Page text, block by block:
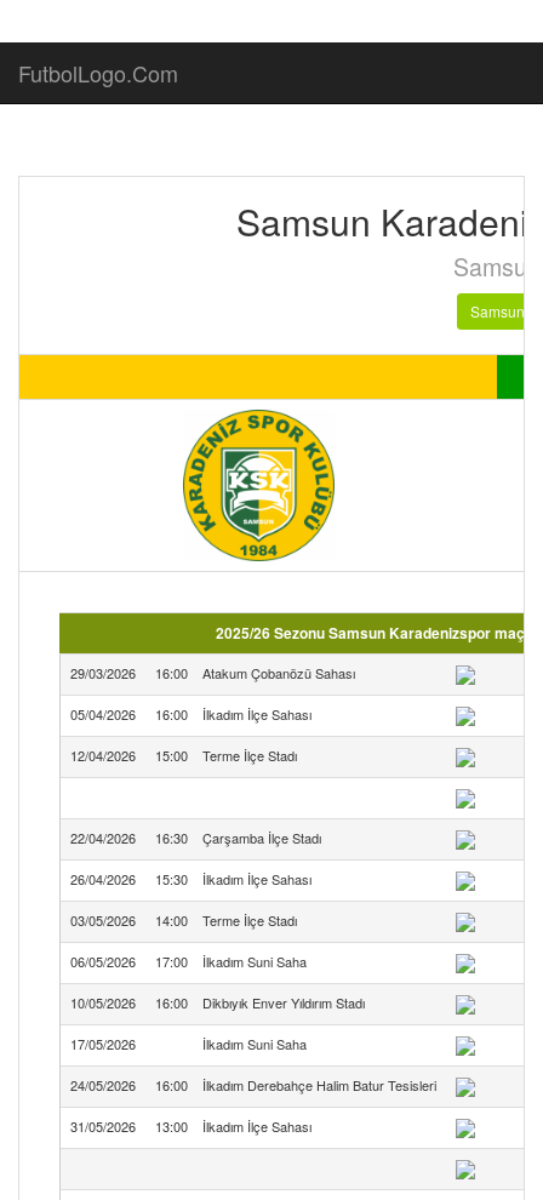
FutbolLogo.Com
Samsun
Samsun
Samsun
2025/26 Sezonu Samsun Karadenizspor maç
29/03/2026 16:00 Atakum Çobanözü Sahası
05/04/2026 16:00 İlkadım İlçe Sahası
12/04/2026 15:00 Terme İlçe Stadı
22/04/2026 16:30 Çarşamba İlçe Stadı
26/04/2026 15:30 İlkadım İlçe Sahası
03/05/2026 14:00 Terme İlçe Stadı
06/05/2026 17:00 İlkadım Suni Saha
10/05/2026 16:00 Dikbıyık Enver Yıldırım Stadı
17/05/2026 İlkadım Suni Saha
24/05/2026 16:00 İlkadım Derebahçe Halim Batur Tesisleri
31/05/2026 13:00 İlkadım İlçe Sahası